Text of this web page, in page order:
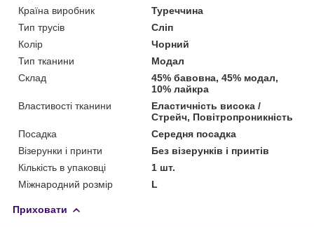
Країна виробник
Туреччина
Тип трусів
Сліп
Колір
Чорний
Тип тканини
Модал
Склад
45% бавовна, 45% модал,
10% лайкра
Властивості тканини
Еластичність висока /
Стрейч, Повітропроникність
Посадка
Середня посадка
Візерунки і принти
Без візерунків і принтів
Кількість в упаковці
1 шт.
Міжнародний розмір
L
Приховати